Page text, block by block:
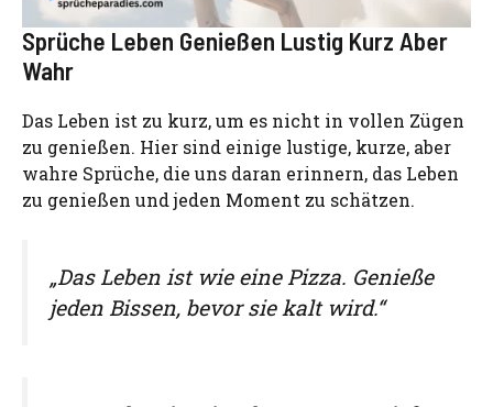
Sprüche Leben Genießen Lustig Kurz Aber
Wahr
Das Leben ist zu kurz, um es nicht in vollen Zügen
zu genießen. Hier sind einige lustige, kurze, aber
wahre Sprüche, die uns daran erinnern, das Leben
zu genießen und jeden Moment zu schätzen.
„Das Leben ist wie eine Pizza. Genieße
jeden Bissen, bevor sie kalt wird.“